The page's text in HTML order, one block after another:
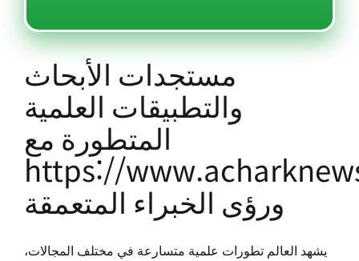
مستجدات الأبحاث
والتطبيقات العلمية
المتطورة مع
https://
ورؤى الخبراء المتعمقة
يشهد العالم تطورات علمية متسارعة في مختلف المجالات،